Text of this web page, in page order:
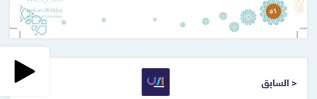
< السابق التالي >